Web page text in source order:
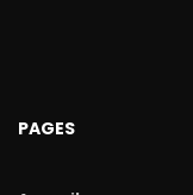
PAGES